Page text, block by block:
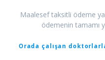
Maalesef taksitli ödeme
ödemenin tamamı
Orada çalışan